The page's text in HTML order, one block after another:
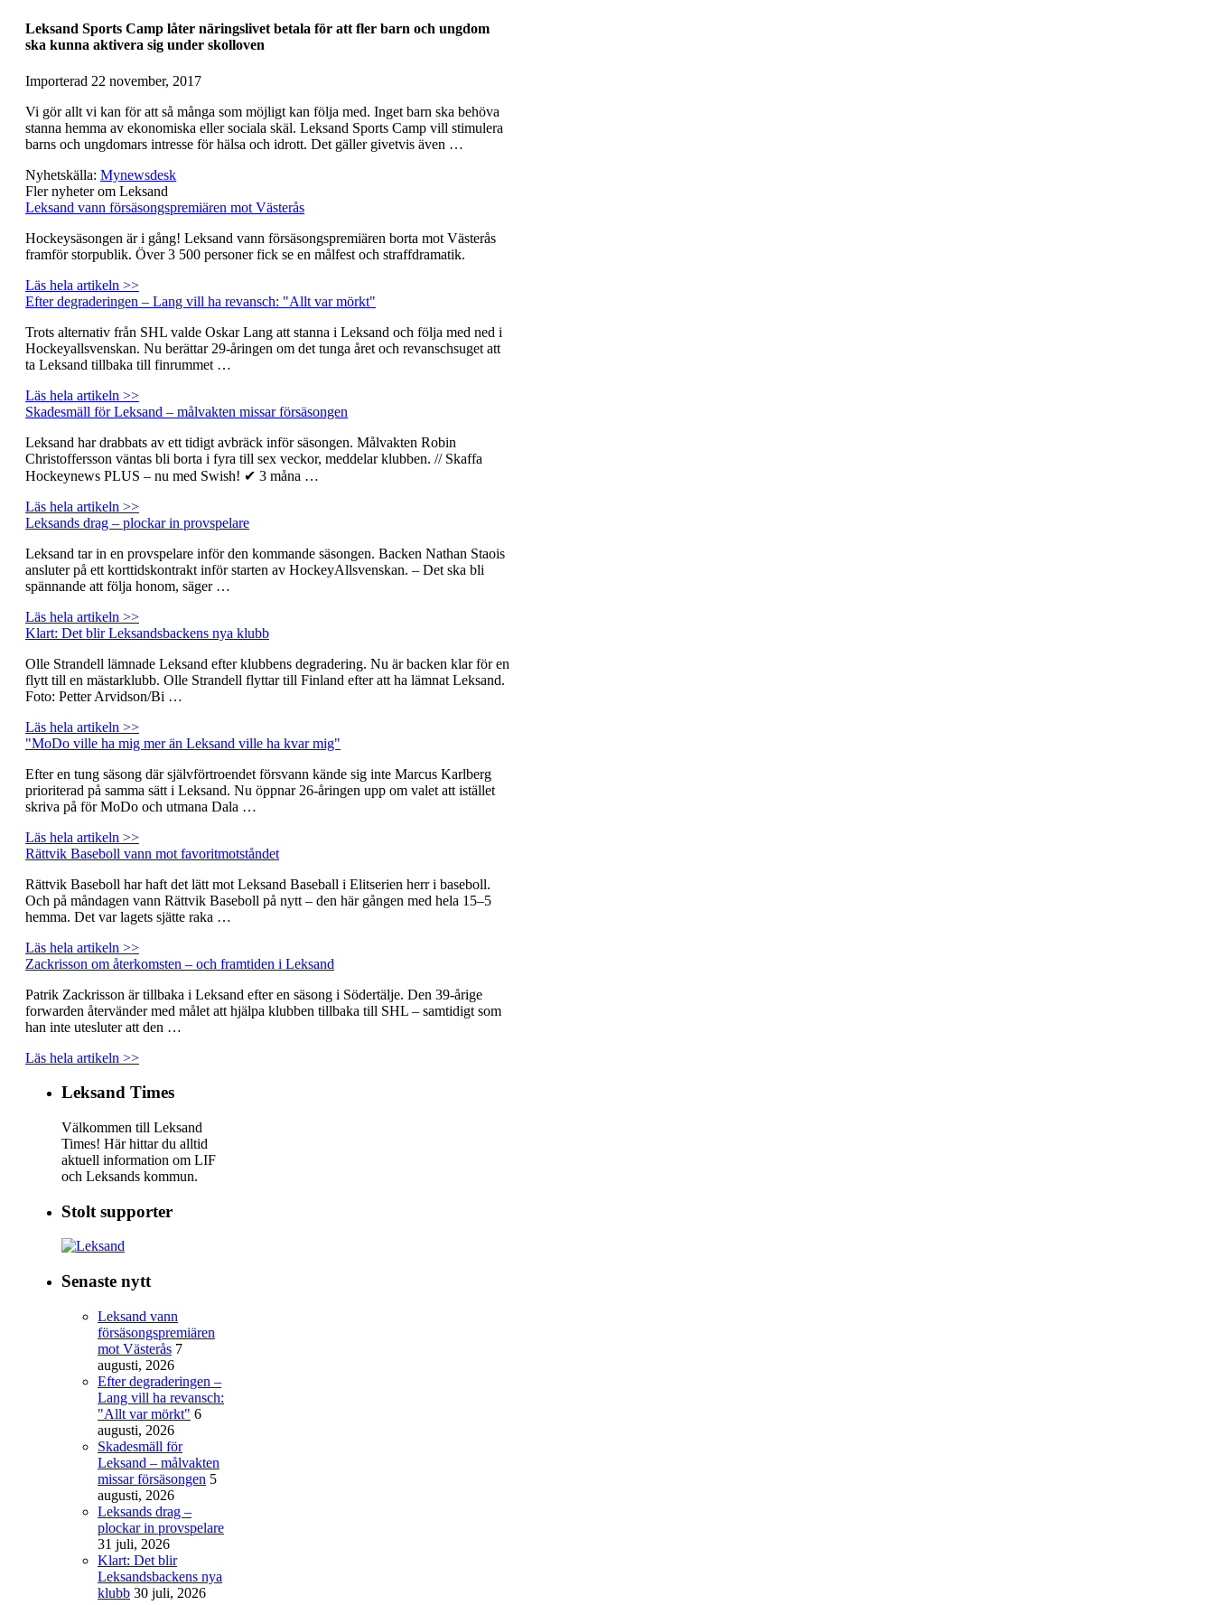
Leksand Sports Camp låter näringslivet betala för att fler barn och ungdom
ska kunna aktivera sig under skolloven
Importerad 22 november, 2017
Vi gör allt vi kan för att så många som möjligt kan följa med. Inget barn ska behöva
stanna hemma av ekonomiska eller sociala skäl. Leksand Sports Camp vill stimulera
barns och ungdomars intresse för hälsa och idrott. Det gäller givetvis även …
Nyhetskälla: Mynewsdesk
Fler nyheter om Leksand
Leksand vann försäsongspremiären mot Västerås
Hockeysäsongen är i gång! Leksand vann försäsongspremiären borta mot Västerås
framför storpublik. Över 3 500 personer fick se en målfest och straffdramatik.
Läs hela artikeln >>
Efter degraderingen – Lang vill ha revansch: "Allt var mörkt"
Trots alternativ från SHL valde Oskar Lang att stanna i Leksand och följa med ned i
Hockeyallsvenskan. Nu berättar 29-åringen om det tunga året och revanschsuget att
ta Leksand tillbaka till finrummet …
Läs hela artikeln >>
Skadesmäll för Leksand – målvakten missar försäsongen
Leksand har drabbats av ett tidigt avbräck inför säsongen. Målvakten Robin
Christoffersson väntas bli borta i fyra till sex veckor, meddelar klubben. // Skaffa
Hockeynews PLUS – nu med Swish! ✔ 3 måna …
Läs hela artikeln >>
Leksands drag – plockar in provspelare
Leksand tar in en provspelare inför den kommande säsongen. Backen Nathan Staois
ansluter på ett korttidskontrakt inför starten av HockeyAllsvenskan. – Det ska bli
spännande att följa honom, säger …
Läs hela artikeln >>
Klart: Det blir Leksandsbackens nya klubb
Olle Strandell lämnade Leksand efter klubbens degradering. Nu är backen klar för en
flytt till en mästarklubb. Olle Strandell flyttar till Finland efter att ha lämnat Leksand.
Foto: Petter Arvidson/Bi …
Läs hela artikeln >>
"MoDo ville ha mig mer än Leksand ville ha kvar mig"
Efter en tung säsong där självförtroendet försvann kände sig inte Marcus Karlberg
prioriterad på samma sätt i Leksand. Nu öppnar 26-åringen upp om valet att istället
skriva på för MoDo och utmana Dala …
Läs hela artikeln >>
Rättvik Baseboll vann mot favoritmotståndet
Rättvik Baseboll har haft det lätt mot Leksand Baseball i Elitserien herr i baseboll.
Och på måndagen vann Rättvik Baseboll på nytt – den här gången med hela 15–5
hemma. Det var lagets sjätte raka …
Läs hela artikeln >>
Zackrisson om återkomsten – och framtiden i Leksand
Patrik Zackrisson är tillbaka i Leksand efter en säsong i Södertälje. Den 39-årige
forwarden återvänder med målet att hjälpa klubben tillbaka till SHL – samtidigt som
han inte utesluter att den …
Läs hela artikeln >>
Leksand Times
Välkommen till Leksand
Times! Här hittar du alltid
aktuell information om LIF
och Leksands kommun.
Stolt supporter
Senaste nytt
Leksand vann
försäsongspremiären
mot Västerås 7
augusti, 2026
Efter degraderingen –
Lang vill ha revansch:
"Allt var mörkt" 6
augusti, 2026
Skadesmäll för
Leksand – målvakten
missar försäsongen 5
augusti, 2026
Leksands drag –
plockar in provspelare
31 juli, 2026
Klart: Det blir
Leksandsbackens nya
klubb 30 juli, 2026